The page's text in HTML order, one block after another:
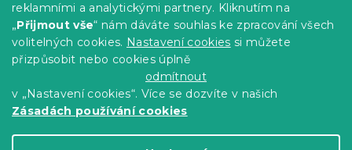
reklamními a analytickými partnery. Kliknutím na
„Přijmout vše“ nám dáváte souhlas ke zpracování všech
volitelných cookies. Nastavení cookies si můžete
přizpůsobit nebo cookies úplně
odmítnout
v „Nastavení cookies“. Více se dozvíte v našich
Zásadách používání cookies
Návody
Tabulky velikostí
Blog